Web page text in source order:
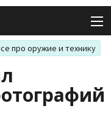
про оружие и технику